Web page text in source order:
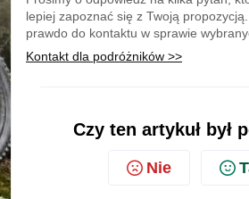
lepiej zapoznać się z Twoją
prawdo do kontaktu w sprawie
Kontakt dla podróżników >>
Czy ten artykuł był
Nie